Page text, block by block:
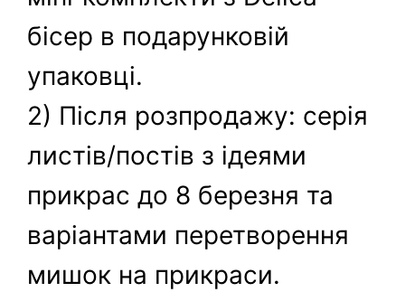
бісер в подарунковій
упаковці.
2) Після розпродажу: серія
листів/постів з ідеями
прикрас до 8 березня та
варіантами перетворення
мишок на прикраси.